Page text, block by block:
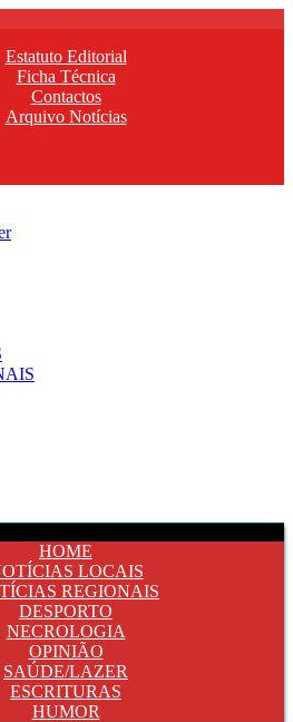
Estatuto Editorial
Ficha Técnica
Contactos
Arquivo Notícias
HOME
LOCAIS
REGIONAIS
DESPORTO
NECROLOGIA
OPINIÃO
SAÚDE/LAZER
ESCRITURAS
HUMOR